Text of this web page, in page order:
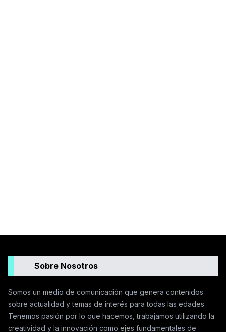
Sobre Nosotros
Somos un medio de comunicación que genera contenidos
sobre actualidad y temas de interés para todas las edades.
Tenemos pasión por lo que hacemos, trabajamos utilizando la
creatividad y la innovación como ejes fundamentales de